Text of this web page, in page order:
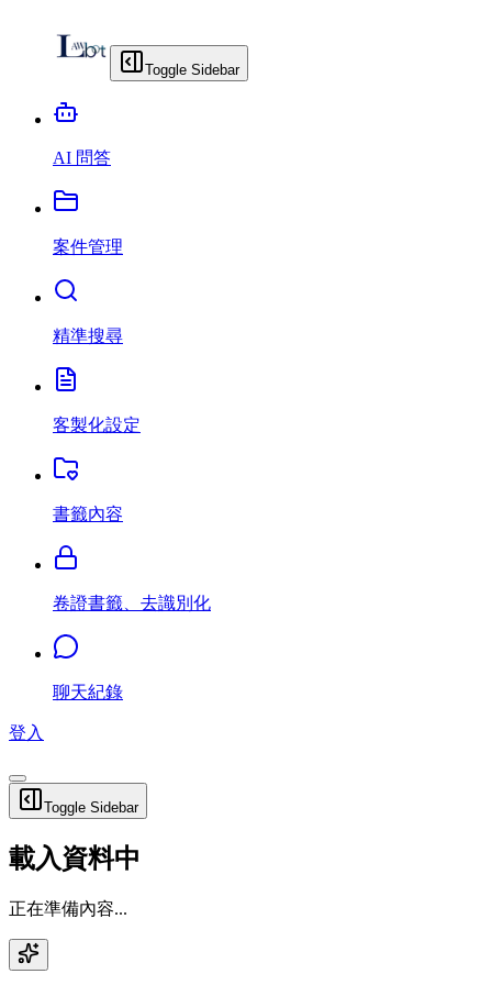
Toggle Sidebar
AI 問答
案件管理
精準搜尋
客製化設定
書籤內容
卷證書籤、去識別化
聊天紀錄
登入
Toggle Sidebar
載入資料中
正在準備內容...